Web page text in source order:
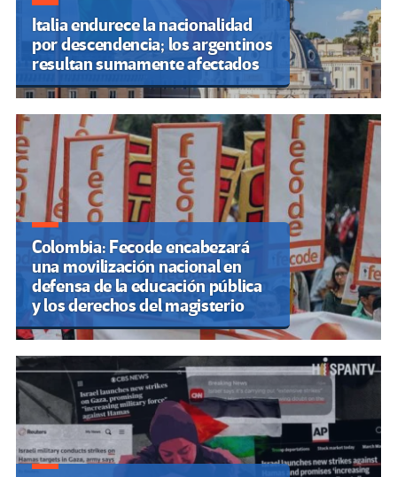
Italia endurece la nacionalidad
por descendencia; los argentinos
resultan sumamente afectados
Colombia: Fecode encabezará
una movilización nacional en
defensa de la educación pública
y los derechos del magisterio